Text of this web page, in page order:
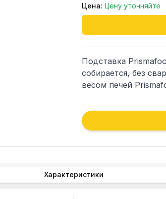
Цена: Цену уточняйте
Подставка
собирается, без
весом печей
Характеристики